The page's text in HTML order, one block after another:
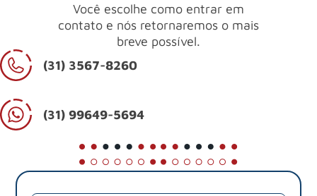
Você escolhe como entrar em
contato e nós retornaremos o mais
breve possível.
(31) 3567-8260
(31) 99649-5694